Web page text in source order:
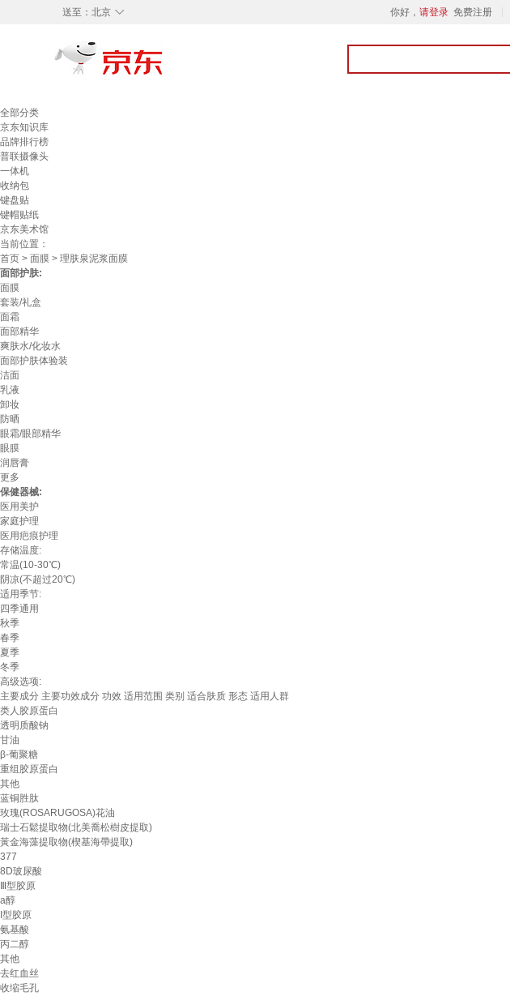
◇
送至： 北京 你好， 请登录 免费注册
全部分类
京东知识库
品牌排行榜
普联摄像头
一体机
收纳包
键盘贴
键帽贴纸
京东美术馆
当前位置：
首页 > 面膜 > 理肤泉泥浆面膜
面部护肤:
面膜
套装/礼盒
面霜
面部精华
爽肤水/化妆水
面部护肤体验装
洁面
乳液
卸妆
防晒
眼霜/眼部精华
眼膜
润唇膏
更多
保健器械:
医用美护
家庭护理
医用疤痕护理
存储温度:
常温(10-30℃)
阴凉(不超过20℃)
适用季节:
四季通用
秋季
春季
夏季
冬季
高级选项:
主要成分 主要功效成分 功效 适用范围 类别 适合肤质 形态 适用人群
类人胶原蛋白
透明质酸钠
甘油
β-葡聚糖
重组胶原蛋白
其他
蓝铜胜肽
玫瑰(ROSARUGOSA)花油
瑞士石鬆提取物(北美喬松樹皮提取)
黃金海藻提取物(楔基海帶提取)
377
8D玻尿酸
Ⅲ型胶原
a醇
Ι型胶原
氨基酸
丙二醇
其他
去红血丝
收缩毛孔